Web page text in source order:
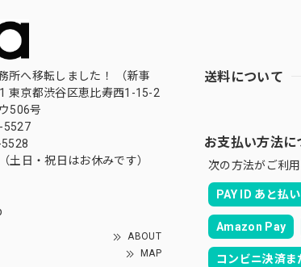
所へ移転しました！ （新事
東京都渋谷区恵比寿西1-15-2
506号
5527
土日・祝日はお休みです）
ABOUT
MAP
送料について
お支払い方法に
次の方法がご利用
PAY ID あと払い
Amazon Pay
コンビニ決済